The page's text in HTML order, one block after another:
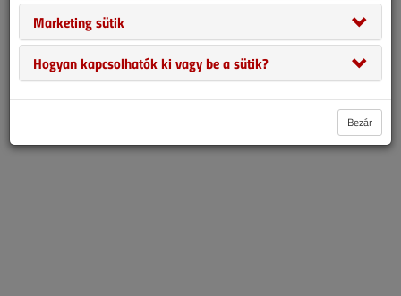
érintett égéstermék-elvezetés terén jelentkező, biztonságot
érintő problémákat.
Marketing sütik
Hogyan kapcsolhatók ki vagy be a sütik?
Bezár